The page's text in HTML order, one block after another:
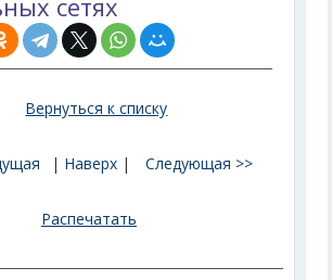
сетях
Вернуться к списку
| Наверх | Следующая >>
Распечатать